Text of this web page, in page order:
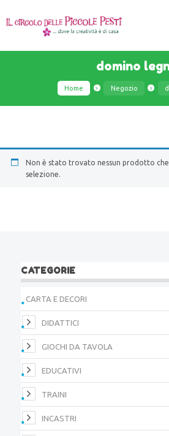
domino
Home Negozio
Non è stato trovato nessun prodotto
selezione.
CATEGORIE
CARTA E DECORI
DIDATTICI
GIOCHI DA TAVOLA
EDUCATIVI
TRAINI
INCASTRI